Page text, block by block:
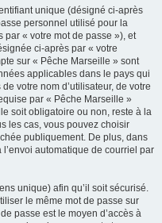
unique (désigné ci-après
personnel utilisé pour la
« votre mot de passe »), et
ci-après par « votre
sur « Pêche Marseille » sont
applicables dans le pays qui
votre nom d’utilisateur, de votre
par « Pêche Marseille »
soit obligatoire ou non, reste à la
les cas, vous pouvez choisir
publiquement. De plus, dans
automatique de courriel par
unique) afin qu’il soit sécurisé.
le même mot de passe sur
passe est le moyen d’accès à